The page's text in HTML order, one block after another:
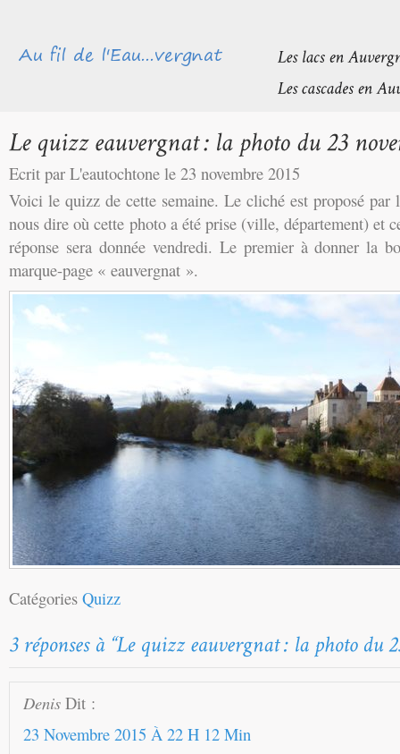
Ecrit par L'eautochtone le 23 novembre 2015
Voici le quizz de cette semaine. Le cliché est proposé par
nous dire où cette photo a été prise (ville, département) et
réponse sera donnée vendredi. Le premier à donner la
marque-page « eauvergnat ».
Catégories Quizz
Denis Dit :
23 Novembre 2015 À 22 H 12 Min